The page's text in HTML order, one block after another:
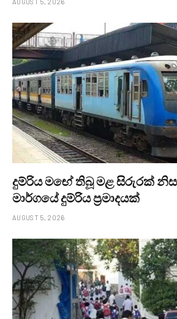
දුම්රිය මඟේ තිබූ මළ සිරුරක් නිසා
මාර්ගයේ දුම්රිය ප්‍රමාදයක්
AUGUST 5, 2026